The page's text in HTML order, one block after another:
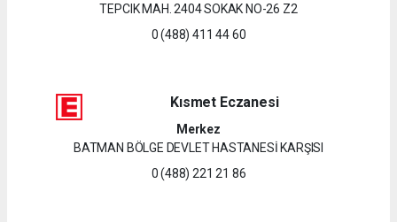
TEPCIK MAH. 2404 SOKAK NO-26 Z2
0 (488) 411 44 60
Kısmet Eczanesi
Merkez
BATMAN BÖLGE DEVLET HASTANESİ KARŞISI
0 (488) 221 21 86